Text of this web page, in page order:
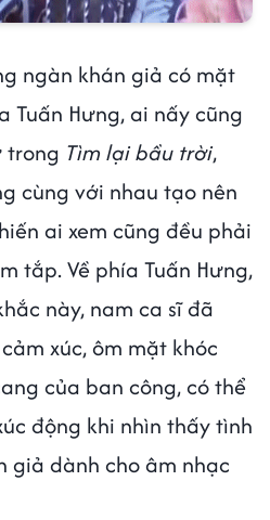
ngàn khán giả có mặt
Tuấn Hưng, ai nấy cũng
trong Tìm lại bầu trời,
cùng với nhau tạo nên
ai xem cũng đều phải
tắp. Về phía Tuấn Hưng,
này, nam ca sĩ đã
xúc, ôm mặt khóc
của ban công, có thể
động khi nhìn thấy tình
giả dành cho âm nhạc